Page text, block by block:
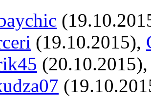
(19.10.2015),